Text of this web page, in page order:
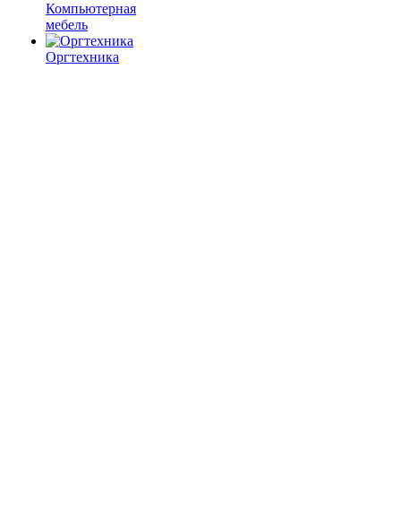
Компьютерная
мебель
Оргтехника